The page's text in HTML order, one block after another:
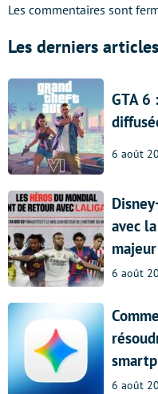
Les commentaires sont
Les derniers articles
GTA 6
6 août
avec
majeur
6 août
6 août